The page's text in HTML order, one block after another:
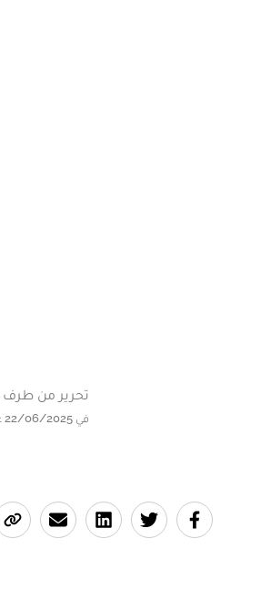
تحرير من طرف
في 22/06/2025 على الساعة 12:29